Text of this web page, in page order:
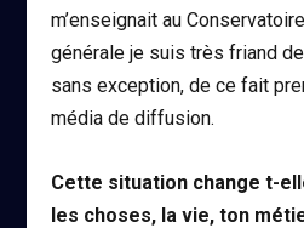
m’enseignait au
générale je suis très friand
sans exception, de ce fait
média de diffusion.
Cette situation change t-
les choses, la vie, ton